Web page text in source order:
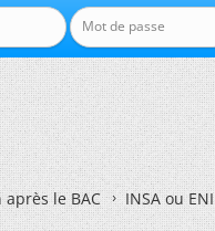
le BAC INSA ou ENI